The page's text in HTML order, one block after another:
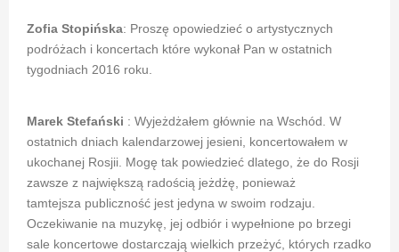
Zofia Stopińska: Proszę opowiedzieć o artystycznych
podróżach i koncertach które wykonał Pan w ostatnich
tygodniach 2016 roku.
Marek Stefański : Wyjeżdżałem głównie na Wschód. W
ostatnich dniach kalendarzowej jesieni, koncertowałem w
ukochanej Rosjii. Mogę tak powiedzieć dlatego, że do Rosji
zawsze z największą radością jeżdżę, ponieważ
tamtejsza publiczność jest jedyna w swoim rodzaju.
Oczekiwanie na muzykę, jej odbiór i wypełnione po brzegi
sale koncertowe dostarczają wielkich przeżyć, których rzadko